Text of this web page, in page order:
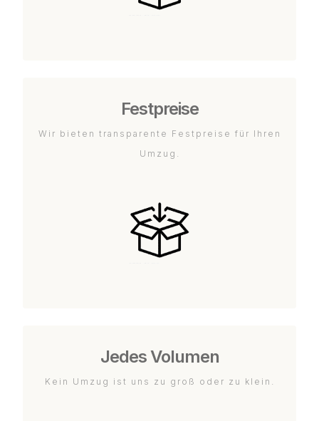
Festpreise
Wir bieten transparente Festpreise für Ihren
Umzug.
Jedes Volumen
Kein Umzug ist uns zu groß oder zu klein.